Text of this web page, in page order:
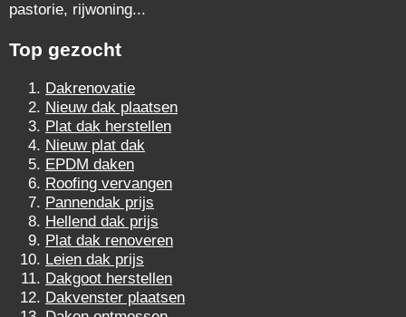
pastorie, rijwoning...
Top gezocht
Dakrenovatie
Nieuw dak plaatsen
Plat dak herstellen
Nieuw plat dak
EPDM daken
Roofing vervangen
Pannendak prijs
Hellend dak prijs
Plat dak renoveren
Leien dak prijs
Dakgoot herstellen
Dakvenster plaatsen